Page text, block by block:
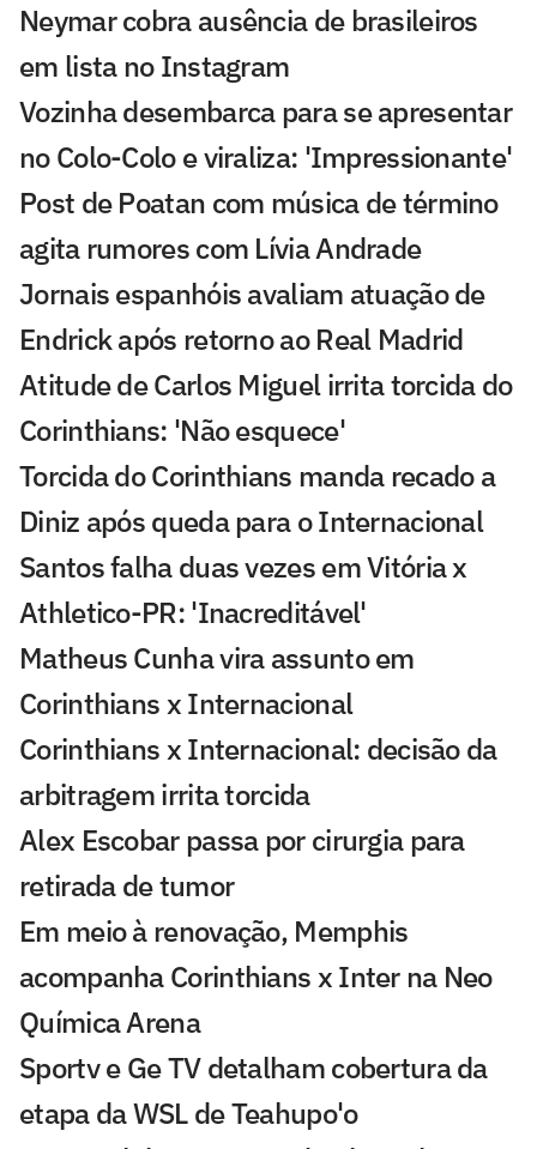
Neymar cobra ausência de brasileiros
em lista no Instagram
Vozinha desembarca para se apresentar
no Colo-Colo e viraliza: 'Impressionante'
Post de Poatan com música de término
agita rumores com Lívia Andrade
Jornais espanhóis avaliam atuação de
Endrick após retorno ao Real Madrid
Atitude de Carlos Miguel irrita torcida do
Corinthians: 'Não esquece'
Torcida do Corinthians manda recado a
Diniz após queda para o Internacional
Santos falha duas vezes em Vitória x
Athletico-PR: 'Inacreditável'
Matheus Cunha vira assunto em
Corinthians x Internacional
Corinthians x Internacional: decisão da
arbitragem irrita torcida
Alex Escobar passa por cirurgia para
retirada de tumor
Em meio à renovação, Memphis
acompanha Corinthians x Inter na Neo
Química Arena
Sportv e Ge TV detalham cobertura da
etapa da WSL de Teahupo'o